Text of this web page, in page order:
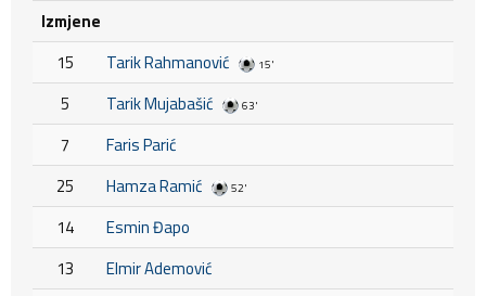
Izmjene
15
Tarik Rahmanović 15'
5 Tarik Mujabašić 63'
7
Faris Parić
25
Hamza Ramić 52'
14
Esmin Đapo
13
Elmir Ademović